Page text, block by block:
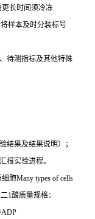
长时间须冷冻
样本及时分装标号
待测指标及其他特殊
结果及结果说明）；
报实验进程。
细胞Many types of cells
二1酸质量规格：
ADP